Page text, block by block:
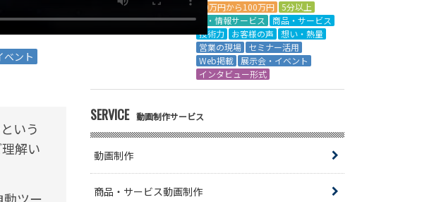
ベント
いう
解い
50万円から100万円 5分以上
IT・情報サービス
商品・サービス
技術力
お客様の声
想い・熱量
営業の現場
セミナー活用
Web掲載
展示会・イベント
インタビュー形式
SERVICE 動画制作サービス
動画制作
商品・サービス動画制作